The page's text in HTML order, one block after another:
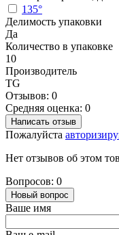
135°
Делимость упаковки
Да
Количество в упаковке
10
Производитель
TG
Отзывов: 0
Средняя оценка: 0
Написать отзыв
Пожалуйста
Нет отзывов об этом
Вопросов: 0
Новый вопрос
Ваше имя